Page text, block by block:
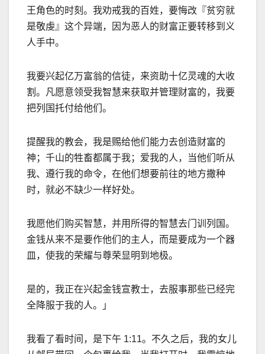
王角色的时刻。我劝戒我的百姓，要悔改『贫穷就
是敬虔』这个异端，因为恶人的财富正要转移到义
人手中。
我要兴起亿万富翁的信徒，来资助十亿灵魂的大收
割。凡愿意领受我智慧来获取并管理财富的，我要
把列国托付给他们。
提醒我的教会，我是赐给他们能力去创造财富的
神；千山的牲畜都属于我；爱我的人，当他们听从
我、遵行我的命令，在他们想要前往的地方撒种
时，就必不缺少一样好处。
我愿他们购买智慧，并用所得的智慧去门训列国。
金钱从来不是要作他们的主人，而是要成为一个器
皿，使我的荣耀与尊荣显明到地极。
是的，我正在兴起金钱宣教士，去服事那些已经完
全降服于我的人。」
我看了看时间，是下午 1:11。不久之后，我的女儿